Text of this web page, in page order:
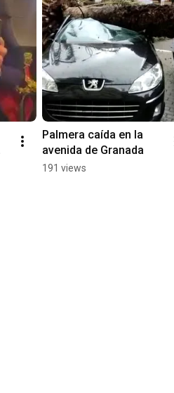
Palmera caída en la
avenida de Granada
191 views